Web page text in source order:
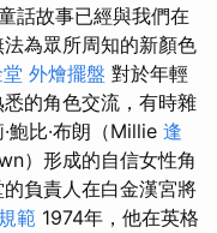
話故事已經與我們在
為眾所周知的新顏色
外燴擺盤 對於年輕
的角色交流，有時雜
鮑比·布朗（Millie 逢
）形成的自信女性角
負責人在白金漢宮將
範 1974年，他在英格